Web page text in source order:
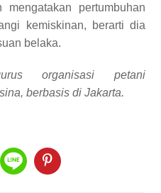
pertumbuhan
kemiskinan, berarti dia
belaka.
organisasi petani
berbasis di Jakarta.